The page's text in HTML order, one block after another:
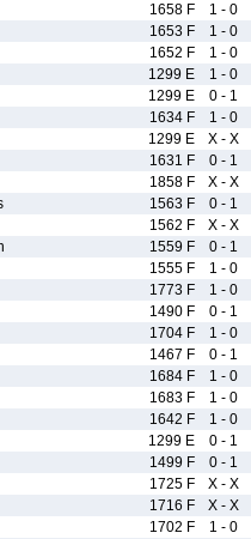
1658 F 1 - 0
1653 F 1 - 0
1652 F 1 - 0
1299 E 1 - 0
1299 E 0 - 1
1634 F 1 - 0
1299 E X - X
1631 F 0 - 1
1858 F X - X
1563 F 0 - 1
1562 F X - X
1559 F 0 - 1
1555 F 1 - 0
1773 F 1 - 0
1490 F 0 - 1
1704 F 1 - 0
1467 F 0 - 1
1684 F 1 - 0
1683 F 1 - 0
1642 F 1 - 0
1299 E 0 - 1
1499 F 0 - 1
1725 F X - X
1716 F X - X
1702 F 1 - 0